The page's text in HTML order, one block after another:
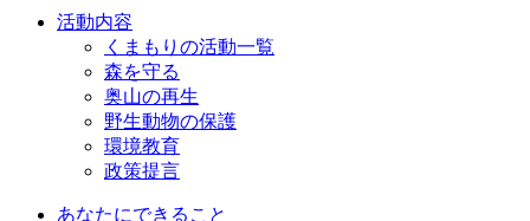
活動内容
くまもりの活動一覧
森を守る
奥山の再生
野生動物の保護
環境教育
政策提言
あなたにできること